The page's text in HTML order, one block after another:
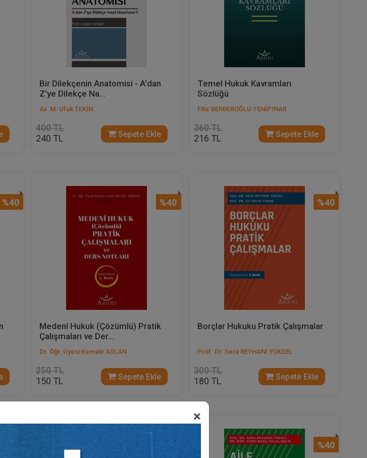
×
Bir Dilekçenin Anatomisi - A'dan
Z'ye Dilekçe Na...
Av. M. Ufuk TEKİN
400 TL
240 TL Sepete Ekle
Temel Hukuk Kavramları
Sözlüğü
Filiz BERBEROĞLU YENİPINAR
360 TL
216 TL Sepete Ekle
%40 %40
Medenî Hukuk (Çözümlü) Pratik
Çalışmaları ve Der...
Dr. Öğr. Üyesi Kemale ASLAN
250 TL
150 TL Sepete Ekle
%40
Borçlar Hukuku Pratik Çalışmalar
Prof. Dr. Sera REYHANİ YÜKSEL
300 TL
180 TL Sepete Ekle
%40